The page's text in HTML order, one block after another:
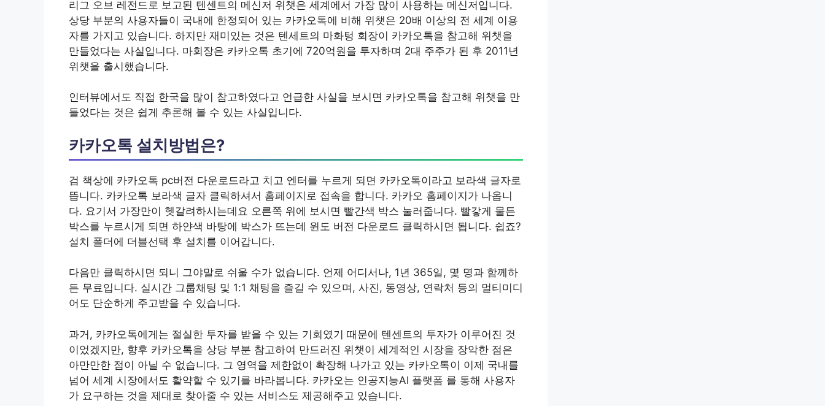
리그 오브 레전드로 보고된 텐센트의 메신저 위챗은 세계에서 가장 많이 사용하는 메신저입니다.
상당 부분의 사용자들이 국내에 한정되어 있는 카카오톡에 비해 위챗은 20배 이상의 전 세계 이용
자를 가지고 있습니다. 하지만 재미있는 것은 텐세트의 마화텅 회장이 카카오톡을 참고해 위챗을
만들었다는 사실입니다. 마회장은 카카오톡 초기에 720억원을 투자하며 2대 주주가 된 후 2011년
위챗을 출시했습니다.
인터뷰에서도 직접 한국을 많이 참고하였다고 언급한 사실을 보시면 카카오톡을 참고해 위챗을 만
들었다는 것은 쉽게 추론해 볼 수 있는 사실입니다.
카카오톡 설치방법은?
검 책상에 카카오톡 pc버전 다운로드라고 치고 엔터를 누르게 되면 카카오톡이라고 보라색 글자로
뜹니다. 카카오톡 보라색 글자 클릭하셔서 홈페이지로 접속을 합니다. 카카오 홈페이지가 나옵니
다. 요기서 가장만이 헷갈려하시는데요 오른쪽 위에 보시면 빨간색 박스 눌러줍니다. 빨갛게 물든
박스를 누르시게 되면 하얀색 바탕에 박스가 뜨는데 윈도 버전 다운로드 클릭하시면 됩니다. 쉽죠?
설치 폴더에 더블선택 후 설치를 이어갑니다.
다음만 클릭하시면 되니 그야말로 쉬울 수가 없습니다. 언제 어디서나, 1년 365일, 몇 명과 함께하
든 무료입니다. 실시간 그룹채팅 및 1:1 채팅을 즐길 수 있으며, 사진, 동영상, 연락처 등의 멀티미디
어도 단순하게 주고받을 수 있습니다.
과거, 카카오톡에게는 절실한 투자를 받을 수 있는 기회였기 때문에 텐센트의 투자가 이루어진 것
이었겠지만, 향후 카카오톡을 상당 부분 참고하여 만드러진 위챗이 세계적인 시장을 장악한 점은
아만만한 점이 아닐 수 없습니다. 그 영역을 제한없이 확장해 나가고 있는 카카오톡이 이제 국내를
넘어 세계 시장에서도 활약할 수 있기를 바라봅니다. 카카오는 인공지능AI 플랫폼 를 통해 사용자
가 요구하는 것을 제대로 찾아줄 수 있는 서비스도 제공해주고 있습니다.